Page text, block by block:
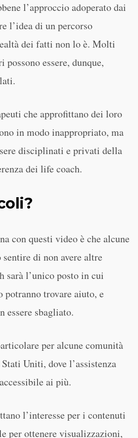
l’approccio adoperato dai
l’idea di un percorso
dei fatti non lo è. Molti
essere, dunque,
che approfittano dei loro
in modo inappropriato, ma
disciplinati e privati della
dei life coach.
con questi video è che alcune
di non avere altre
sarà l’unico posto in cui
potranno trovare aiuto, e
essere sbagliato.
per alcune comunità
Uniti, dove l’assistenza
ai più.
l’interesse per i contenuti
per ottenere visualizzazioni,